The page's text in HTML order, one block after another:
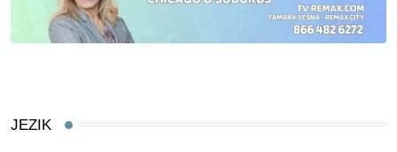
JEZIK